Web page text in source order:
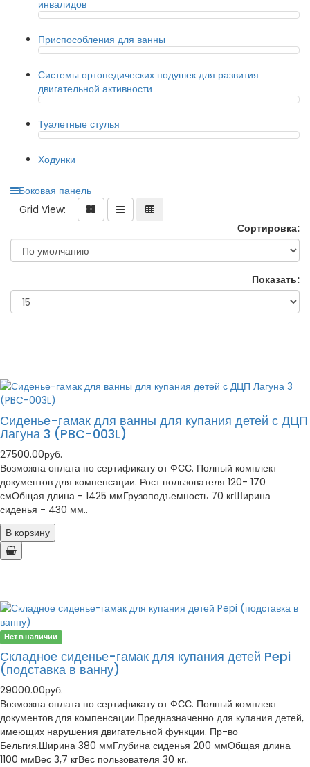
инвалидов
Приспособления для ванны
Системы ортопедических подушек для развития
двигательной активности
Туалетные стулья
Ходунки
Боковая панель
Grid View:
Сортировка:
Показать:
Сиденье-гамак для ванны для купания детей с ДЦП
Лагуна 3 (PBC-003L)
27500.00руб.
Возможна оплата по сертификату от ФСС. Полный комплект
документов для компенсации. Рост пользователя 120- 170
смОбщая длина - 1425 ммГрузоподъемность 70 кгШирина
сиденья - 430 мм..
В корзину
Нет в наличии
Складное сиденье-гамак для купания детей Pepi
(подставка в ванну)
29000.00руб.
Возможна оплата по сертификату от ФСС. Полный комплект
документов для компенсации.Предназначенно для купания детей,
имеющих нарушения двигательной функции. Пр-во
Бельгия.Ширина 380 ммГлубина сиденья 200 ммОбщая длина
1100 ммВес 3,7 кгВес пользователя 30 кг..